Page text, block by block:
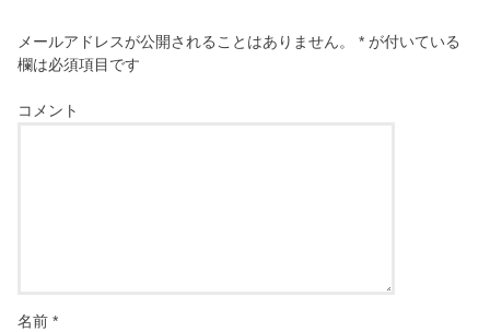
メールアドレスが公開されることはありません。 * が付いている
欄は必須項目です
コメント
名前*